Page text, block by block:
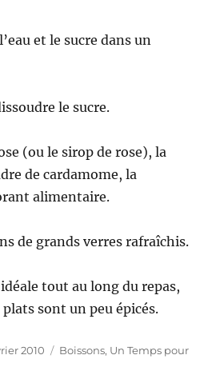
et le sucre dans un
le sucre.
(ou le sirop de rose), la
de cardamome, la
alimentaire.
de grands verres rafraîchis.
tout au long du repas,
sont un peu épicés.
2010 Catégories
Boissons, Un Temps pour